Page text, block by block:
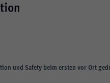
und Safety beim ersten vor Ort